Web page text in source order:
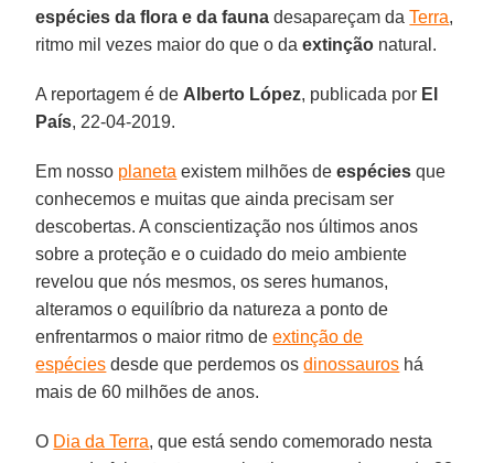
espécies da flora e da fauna desapareçam daTerra,
ritmo mil vezes maior do que o daextinção natural.
A reportagem é de Alberto López, publicada por El
País, 22-04-2019.
Em nosso planeta existem milhões deespécies que
conhecemos e muitas que ainda precisam ser
descobertas. A conscientização nos últimos anos
sobre a proteção e o cuidado do meio ambiente
revelou que nós mesmos, os seres humanos,
alteramos o equilíbrio da natureza a ponto de
enfrentarmos o maior ritmo deextinção de
espécies desde que perdemos osdinossauros há
mais de 60 milhões de anos.
O Dia da Terra, que está sendo comemorado nesta